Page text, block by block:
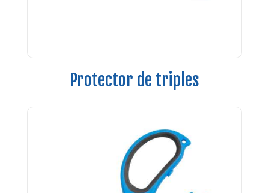
Protector de triples